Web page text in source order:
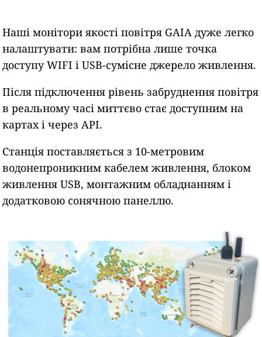
Наші монітори якості повітря GAIA дуже легко
налаштувати: вам потрібна лише точка
доступу WIFI і USB-сумісне джерело живлення.
Після підключення рівень забруднення повітря
в реальному часі миттєво стає доступним на
картах і через API.
Станція поставляється з 10-метровим
водонепроникним кабелем живлення, блоком
живлення USB, монтажним обладнанням і
додатковою сонячною панеллю.